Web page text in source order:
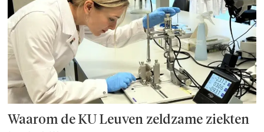
Waarom de KU Leuven zeldzame ziekten